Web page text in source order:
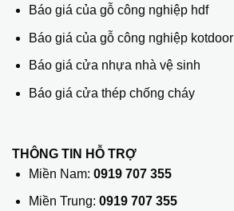
Báo giá của gỗ công nghiệp hdf
Báo giá của gỗ công nghiệp kotdoor
Báo giá cửa nhựa nhà vệ sinh
Báo giá cửa thép chống cháy
THÔNG TIN HỖ TRỢ
Miền Nam: 0919 707 355
Miền Trung: 0919 707 355